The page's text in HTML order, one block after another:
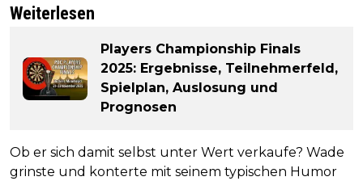
Weiterlesen
Players Championship Finals
2025: Ergebnisse, Teilnehmerfeld,
Spielplan, Auslosung und
Prognosen
Ob er sich damit selbst unter Wert verkaufe? Wade
grinste und konterte mit seinem typischen Humor